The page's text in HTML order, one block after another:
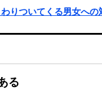
りついてくる男女への
る